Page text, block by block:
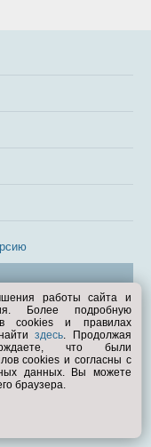
работы сайта и
Более подробную
cookies и правилах
здесь. Продолжая
что были
cookies и согласны с
данных. Вы можете
браузера.